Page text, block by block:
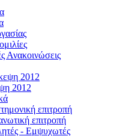
Ανακοινώσεις
2012
2012
επιτροπή
επιτροπή
- Εμψυχωτές